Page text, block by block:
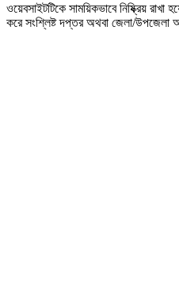
ওয়েবসাইটটিকে সাময়িকভাবে নিষ্ক্রিয়
করে সংশ্লিষ্ট দপ্তর অথবা জেলা/উপজেলা